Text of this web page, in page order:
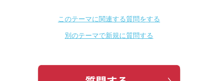
このテーマに関連する質問をする
別のテーマで新規に質問する